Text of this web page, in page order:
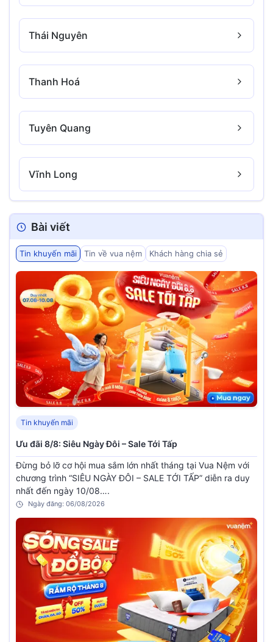
Thái Nguyên
Thanh Hoá
Tuyên Quang
Vĩnh Long
Bài viết
Tin khuyến mãi Tin về vua nệm Khách hàng chia sẻ
Tin khuyến mãi
Ưu đãi 8/8: Siêu Ngày Đôi – Sale Tới Tấp
Đừng bỏ lỡ cơ hội mua sắm lớn nhất tháng tại Vua Nệm với
chương trình “SIÊU NGÀY ĐÔI – SALE TỚI TẤP” diễn ra duy
nhất đến ngày 10/08….
Ngày đăng: 06/08/2026